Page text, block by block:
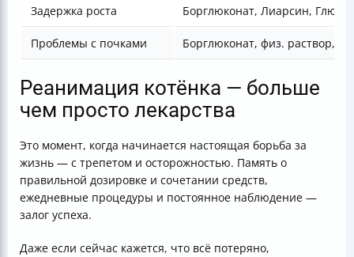
Задержка роста Борглюконат, Лиарсин,
Проблемы с почками Борглюконат, физ. раствор,
Реанимация котёнка — больше
чем просто лекарства
Это момент, когда начинается настоящая борьба за
жизнь — с трепетом и осторожностью. Память о
правильной дозировке и сочетании средств,
ежедневные процедуры и постоянное наблюдение —
залог успеха.
Даже если сейчас кажется, что всё потеряно,